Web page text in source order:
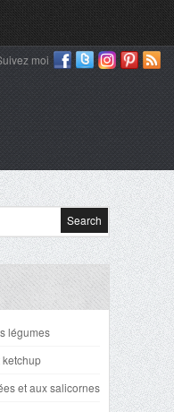
moi
légumes
ketchup
et aux salicornes